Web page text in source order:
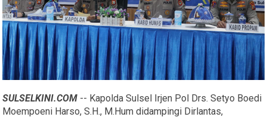
SULSELKINI.COM -- Kapolda Sulsel Irjen Pol Drs. Setyo Boedi
Moempoeni Harso, S.H., M.Hum didampingi Dirlantas,